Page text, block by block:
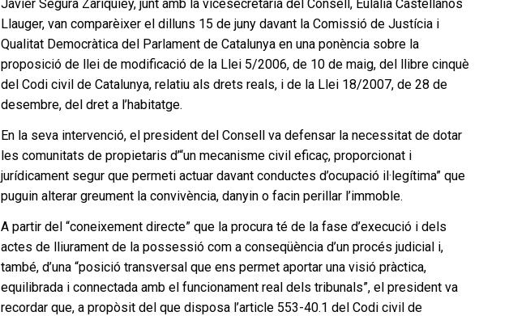
Javier Segura Zariquiey, junt amb la vicesecretària del Consell, Eulalia Castellanos
Llauger, van comparèixer el dilluns 15 de juny davant la Comissió de Justícia i
Qualitat Democràtica del Parlament de Catalunya en una ponència sobre la
proposició de llei de modificació de la Llei 5/2006, de 10 de maig, del llibre cinquè
del Codi civil de Catalunya, relatiu als drets reals, i de la Llei 18/2007, de 28 de
desembre, del dret a l’habitatge.
En la seva intervenció, el president del Consell va defensar la necessitat de dotar
les comunitats de propietaris d’“un mecanisme civil eficaç, proporcionat i
jurídicament segur que permeti actuar davant conductes d’ocupació il·legítima” que
puguin alterar greument la convivència, danyin o facin perillar l’immoble.
A partir del “coneixement directe” que la procura té de la fase d’execució i dels
actes de lliurament de la possessió com a conseqüència d’un procés judicial i,
també, d’una “posició transversal que ens permet aportar una visió pràctica,
equilibrada i connectada amb el funcionament real dels tribunals”, el president va
recordar que, a propòsit del que disposa l’article 553-40.1 del Codi civil de